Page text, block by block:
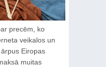
precēm, ko
veikalos un
Eiropas
muitas